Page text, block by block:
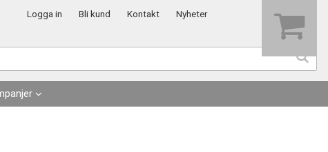
Logga in Bli kund Kontakt Nyheter